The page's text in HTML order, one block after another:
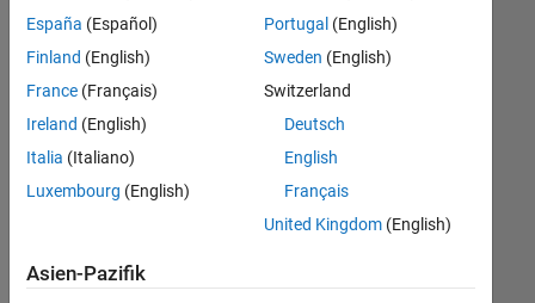
die
Suchkriterien
weiter
fassen
oder
alle
Stellenangebote
anzeigen .
noch
España (Español)
Finland (English)
France (Français)
Ireland (English)
Italia (Italiano)
Luxembourg (English)
Portugal (English)
Sweden (English)
Switzerland
Deutsch
English
Français
United Kingdom(English)
Asien-Pazifik